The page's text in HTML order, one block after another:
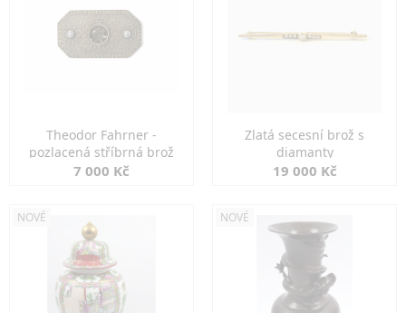
Theodor Fahrner -
pozlacená stříbrná brož
7 000 Kč
Zlatá secesní brož s
diamanty
19 000 Kč
NOVÉ NOVÉ